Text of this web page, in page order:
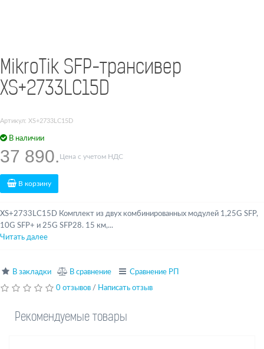
MikroTik SFP-трансивер
XS+2733LC15D
Артикул: XS+2733LC15D
В наличии
37 890. Цена с учетом НДС
В корзину
XS+2733LC15D Комплект из двух комбинированных модулей 1,25G SFP,
10G SFP+ и 25G SFP28. 15 км,...
Читать далее
В закладки В сравнение Сравнение РП
0 отзывов / Написать отзыв
Рекомендуемые товары